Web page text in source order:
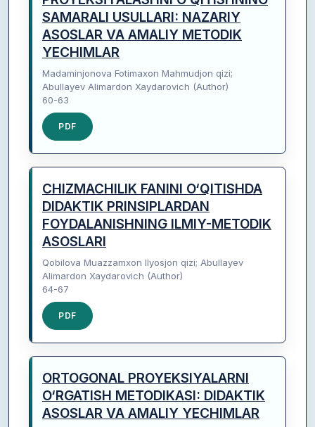
SAMARALI USULLARI: NAZARIY
ASOSLAR VA AMALIY METODIK
YECHIMLAR
Madaminjonova Fotimaxon Mahmudjon qizi;
Abullayev Alimardon Xaydarovich (Author)
60-63
PDF
CHIZMACHILIK FANINI O‘QITISHDA
DIDAKTIK PRINSIPLARDAN
FOYDALANISHNING ILMIY-METODIK
ASOSLARI
Qobilova Muazzamxon Ilyosjon qizi; Abullayev
Alimardon Xaydarovich (Author)
64-67
PDF
ORTOGONAL PROYEKSIYALARNI
O‘RGATISH METODIKASI: DIDAKTIK
ASOSLAR VA AMALIY YECHIMLAR